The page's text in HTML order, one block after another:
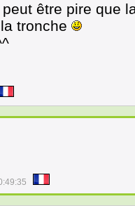
être pire que
tronche